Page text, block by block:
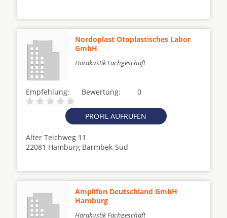
Nordoplast Otoplastisches Labor
GmbH
Hörakustik Fachgeschäft
Empfehlung: 0
Bewertung:
PROFIL AUFRUFEN
Alter Teichweg 11
22081 Hamburg Barmbek-Süd
Amplifon Deutschland GmbH
Hamburg
Hörakustik Fachgeschäft